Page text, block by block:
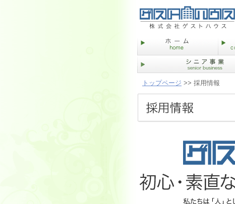
トップページ >> 採用情報